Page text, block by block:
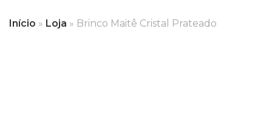
Início » Loja » Brinco Maitê Cristal Prateado